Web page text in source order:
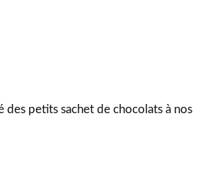
des petits sachet de chocolats à nos